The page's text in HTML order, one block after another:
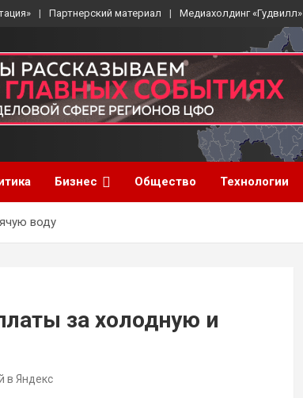
Партнерский материал Медиахолдинг «Гудвилл»
Бизнес Общество Технологии
воду
за холодную и
в Яндекс